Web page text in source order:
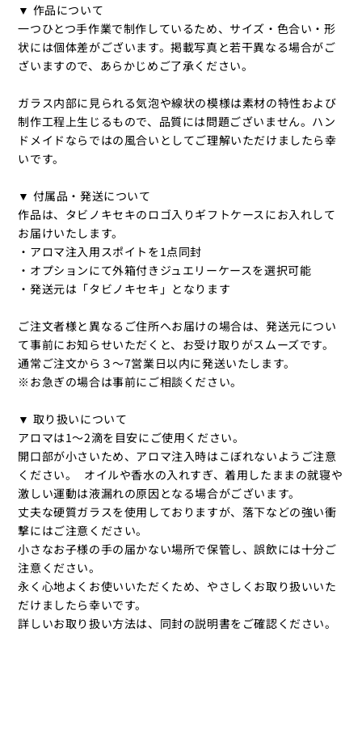
▼ 作品について
一つひとつ手作業で制作しているため、サイズ・色合い・形
状には個体差がございます。掲載写真と若干異なる場合がご
ざいますので、あらかじめご了承ください。
ガラス内部に見られる気泡や線状の模様は素材の特性および
制作工程上生じるもので、品質には問題ございません。ハン
ドメイドならではの風合いとしてご理解いただけましたら幸
いです。
▼ 付属品・発送について
作品は、タビノキセキのロゴ入りギフトケースにお入れして
お届けいたします。
・アロマ注入用スポイトを1点同封
・オプションにて外箱付きジュエリーケースを選択可能
・発送元は「タビノキセキ」となります
ご注文者様と異なるご住所へお届けの場合は、発送元につい
て事前にお知らせいただくと、お受け取りがスムーズです。
通常ご注文から３〜7営業日以内に発送いたします。
※お急ぎの場合は事前にご相談ください。
▼ 取り扱いについて
アロマは1～2滴を目安にご使用ください。
開口部が小さいため、アロマ注入時はこぼれないようご注意
ください。 オイルや香水の入れすぎ、着用したままの就寝や
激しい運動は液漏れの原因となる場合がございます。
丈夫な硬質ガラスを使用しておりますが、落下などの強い衝
撃にはご注意ください。
小さなお子様の手の届かない場所で保管し、誤飲には十分ご
注意ください。
永く心地よくお使いいただくため、やさしくお取り扱いいた
だけましたら幸いです。
詳しいお取り扱い方法は、同封の説明書をご確認ください。